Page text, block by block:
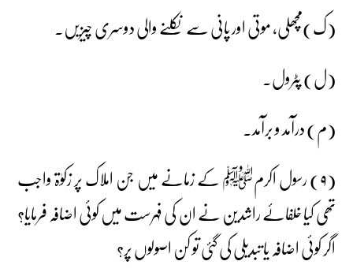
(ک)مچھلی، موتی اور پانی سے نکلنے والی دوسری چیزیں۔
(ل) پٹرول۔
(م) درآمد و برآمد۔
(۹) رسول اکرمﷺ کے زمانے میں جن املاک پر زکوٰۃ واجب
تھی کیا خلفائے راشدین نے ان کی فہرست میں کوئی اضافہ فرمایا؟
اگر کوئی اضافہ یا تبدیلی کی گئی تو کن اصولوں پر؟